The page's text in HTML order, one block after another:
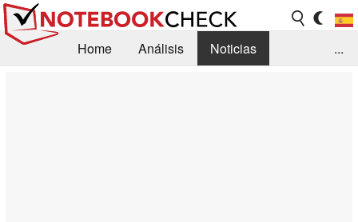
Home Análisis
Noticias
...